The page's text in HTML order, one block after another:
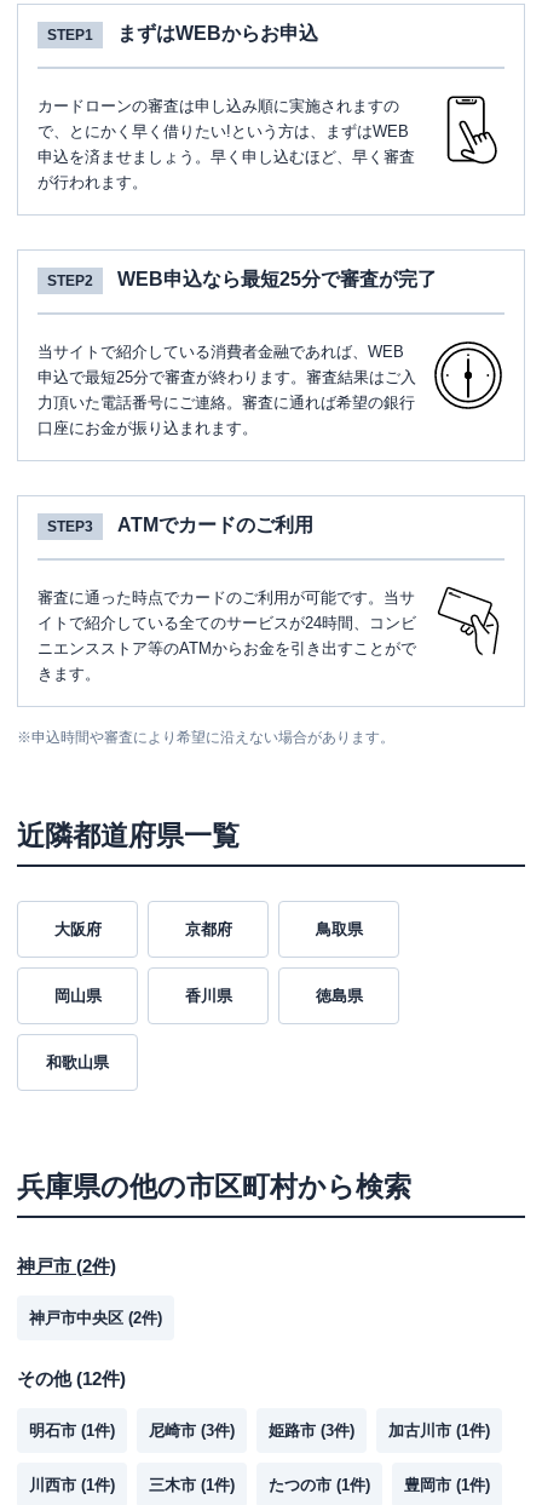
STEP1 まずはWEBからお申込
カードローンの審査は申し込み順に実施されますの
で、とにかく早く借りたい!という方は、まずはWEB
申込を済ませましょう。早く申し込むほど、早く審査
が行われます。
STEP2 WEB申込なら最短25分で審査が完了
当サイトで紹介している消費者金融であれば、WEB
申込で最短25分で審査が終わります。審査結果はご入
力頂いた電話番号にご連絡。審査に通れば希望の銀行
口座にお金が振り込まれます。
STEP3 ATMでカードのご利用
審査に通った時点でカードのご利用が可能です。当サ
イトで紹介している全てのサービスが24時間、コンビ
ニエンスストア等のATMからお金を引き出すことがで
きます。
※申込時間や審査により希望に沿えない場合があります。
近隣都道府県一覧
大阪府 京都府 鳥取県
岡山県 香川県 徳島県
和歌山県
兵庫県の他の市区町村から検索
神戸市 (2件)
神戸市中央区 (2件)
その他(12件)
明石市 (1件) 尼崎市 (3件) 姫路市 (3件) 加古川市 (1件)
川西市 (1件) 三木市 (1件) たつの市 (1件) 豊岡市 (1件)